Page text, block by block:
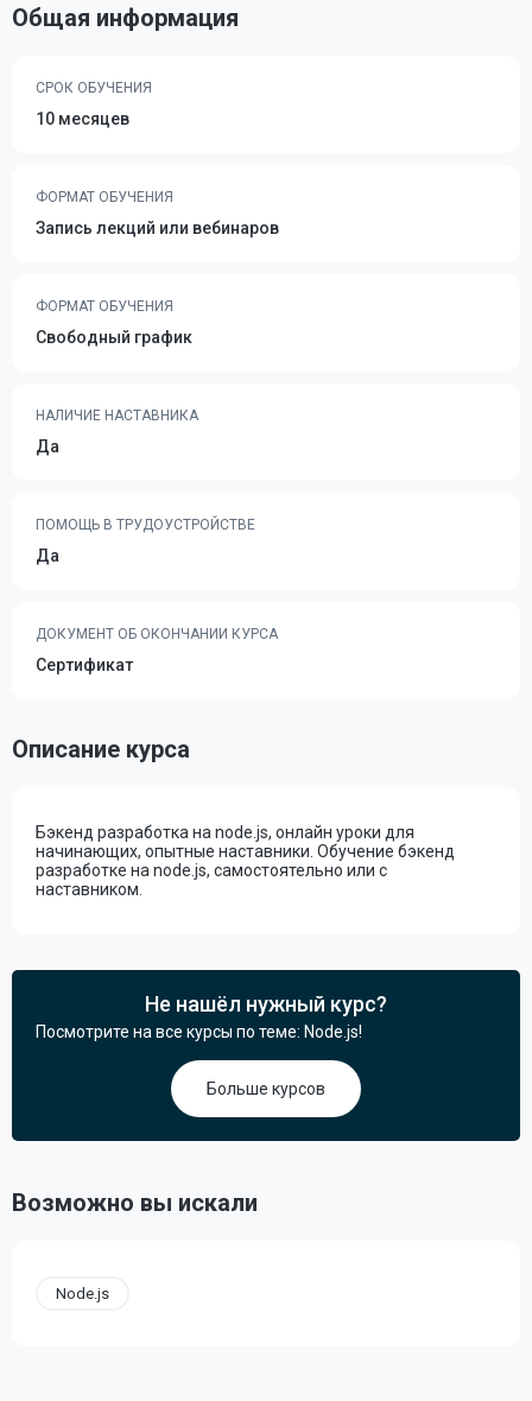
Общая информация
СРОК ОБУЧЕНИЯ
10 месяцев
ФОРМАТ ОБУЧЕНИЯ
Запись лекций или вебинаров
ФОРМАТ ОБУЧЕНИЯ
Свободный график
НАЛИЧИЕ НАСТАВНИКА
Да
ПОМОЩЬ В ТРУДОУСТРОЙСТВЕ
Да
ДОКУМЕНТ ОБ ОКОНЧАНИИ КУРСА
Сертификат
Описание курса
Бэкенд разработка на node.js, онлайн уроки для
начинающих, опытные наставники. Обучение бэкенд
разработке на node.js, самостоятельно или с
наставником.
Не нашёл нужный курс?
Посмотрите на все курсы по теме: Node.js!
Больше курсов
Возможно вы искали
Node.js